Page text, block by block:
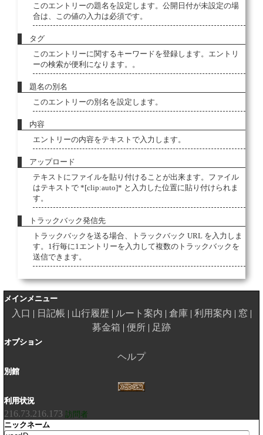
このエントリーの題名を設定します。公開日付が未設定の場
合は、この値の入力は必須です。
タグ
このエントリーに関するキーワードを登録します。エントリ
ーの検索が便利になります。。
題名の別名
このエントリーの別名を設定します。
内容
エントリーの内容をテキストで入力します。
アップロード
テキストにファイルを貼り付けることが出来ます。ファイル
はテキストで *[clip:auto]* と入力した位置に貼り付けられま
す。
トラックバック発信先
トラックバックを送る場合、トラックバック URL を入力しま
す。1行毎に1エントリーを入力して複数のトラックバックを
送信できます。
メインメニュー
入口 日記帳 山行履歴 ルート案内 倉庫 利用案内
窓
募金箱
便所 足跡
オプション
ヘルプ
別館
利用状況
216.73.216.173 訪問者
ニックネーム